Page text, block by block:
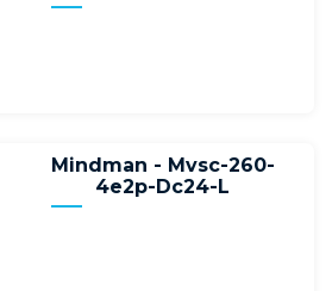
Mindman - Mvsc-260-
4e2p-Dc24-L